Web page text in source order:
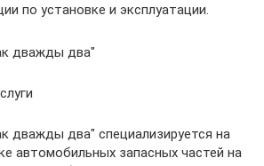
по установке и эксплуатации.
дважды два"
дважды два" специализируется на
автомобильных запасных частей на